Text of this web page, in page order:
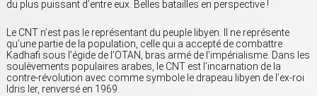
du plus puissant d’entre eux. Belles batailles en perspective !
Le CNT n’est pas le représentant du peuple libyen. Il ne représente
qu’une partie de la population, celle qui a accepté de combattre
Kadhafi sous l’égide de l’OTAN, bras armé de l’impérialisme. Dans les
soulèvements populaires arabes, le CNT est l’incarnation de la
contre-révolution avec comme symbole le drapeau libyen de l’ex-roi
Idris Ier, renversé en 1969.